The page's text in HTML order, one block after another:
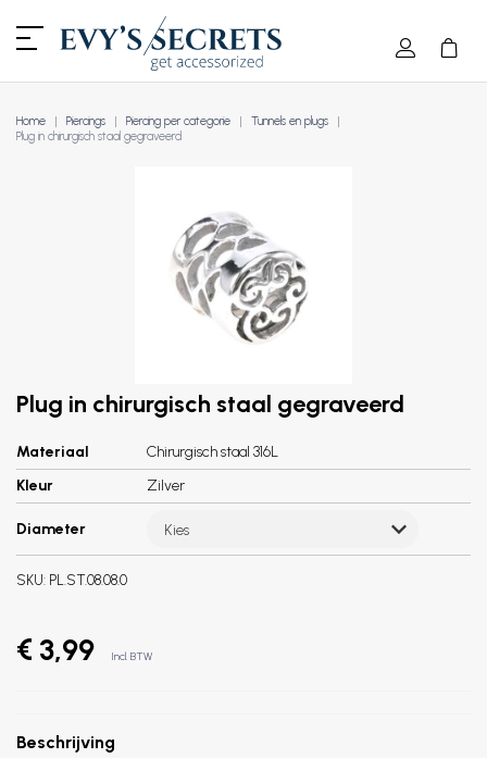
Home Piercings Piercing per categorie
Tunnels en plugs
Plug in chirurgisch staal gegraveerd
Plug in chirurgisch staal gegraveerd
Materiaal
Chirurgisch staal 316L
Kleur
Zilver
Diameter Kies
SKU: PL.ST.08.08.0
€ 3,99 Incl. BTW
Beschrijving